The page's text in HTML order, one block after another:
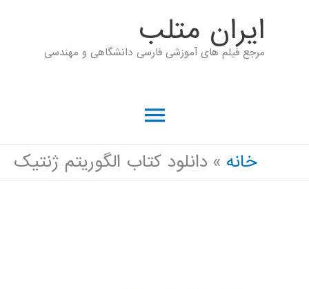
ايران متلب
مرجع فیلم های آموزشی فارسی دانشگاهی و مهندسی
فهرست
اصلی
خانه دانلود کتاب الگوریتم ژنتیک